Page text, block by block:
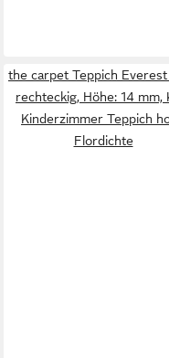
the carpet Teppich Everest
rechteckig, Höhe: 14 mm,
Kinderzimmer Teppich
Flordichte